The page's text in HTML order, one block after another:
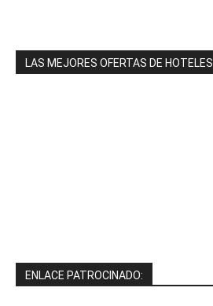
LAS MEJORES OFERTAS DE HOTELES
ENLACE PATROCINADO: